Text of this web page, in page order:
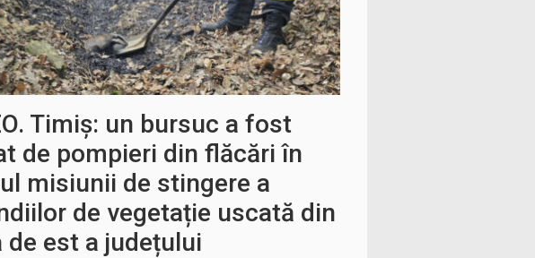
Timiș: un bursuc a fost
de pompieri din flăcări în
misiunii de stingere a
de vegetație uscată din
de est a județului